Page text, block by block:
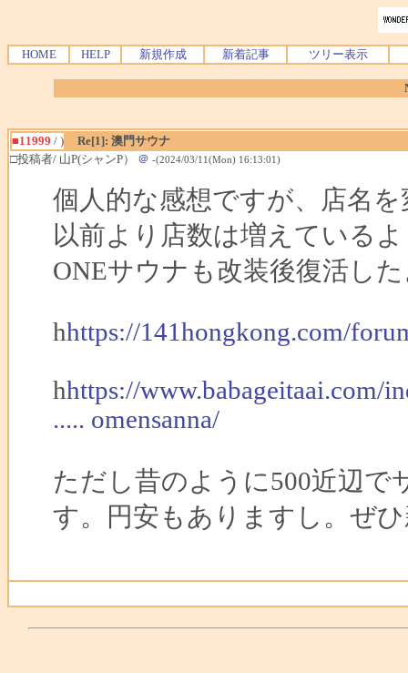
HOME HELP 新規作成 新着記事 ツリー表示
■11999 / )
Re[1]: 澳門サウナ
□投稿者/ 山P(シャンP） ＠ -(2024/03/11(Mon) 16:13:01)
個人的な感想ですが、店名
以前より店数は増えている
ONEサウナも改装後復活し
hhttps://141hongkong.com/
hhttps://www.babageitaai.com/
..... omensanna/
ただし昔のように500近辺
す。円安もありますし。ぜ